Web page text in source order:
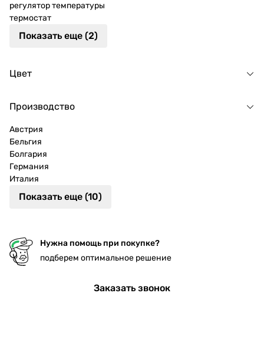
регулятор температуры
термостат
Показать еще (2)
Цвет
Производство
Австрия
Бельгия
Болгария
Германия
Италия
Показать еще (10)
Нужна помощь при покупке?
подберем оптимальное решение
Заказать звонок